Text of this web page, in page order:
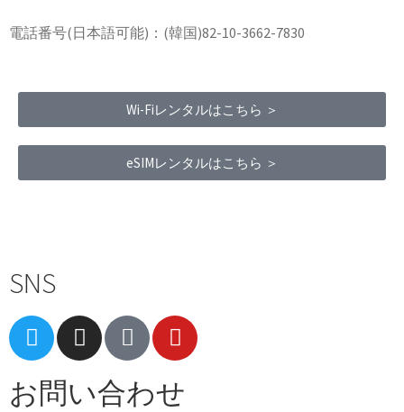
電話番号(日本語可能)：(韓国)82-10-3662-7830
Wi-Fiレンタルはこちら ＞
eSIMレンタルはこちら ＞
SNS
お問い合わせ